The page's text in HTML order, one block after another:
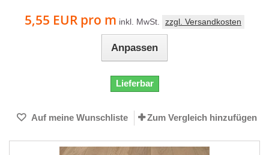
5,55 EUR pro m inkl. MwSt. zzgl. Versandkosten
Anpassen
Lieferbar
Auf meine Wunschliste Zum Vergleich hinzufügen